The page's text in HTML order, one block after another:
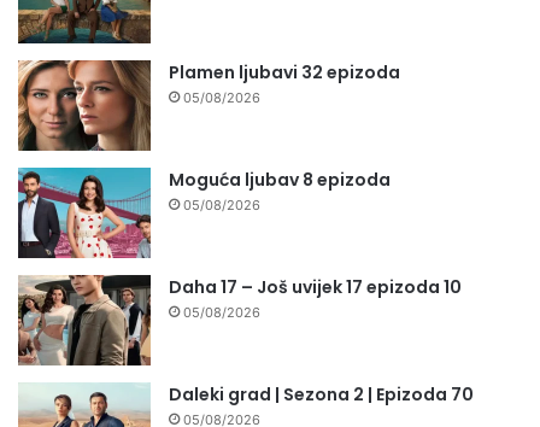
Plamen ljubavi 32 epizoda
05/08/2026
Moguća ljubav 8 epizoda
05/08/2026
Daha 17 – Još uvijek 17 epizoda 10
05/08/2026
Daleki grad | Sezona 2 | Epizoda 70
05/08/2026